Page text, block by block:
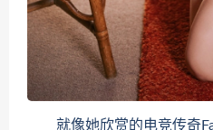
就像她欣赏的电竞传奇